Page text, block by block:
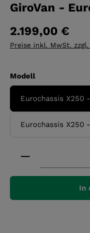
Durchschnittliche
GiroVan -
2.199,00 €
Preise inkl. MwSt.
Modellauswählen
Eurochassis X250
Eurochassis X250
Produkt Anzahl:
In